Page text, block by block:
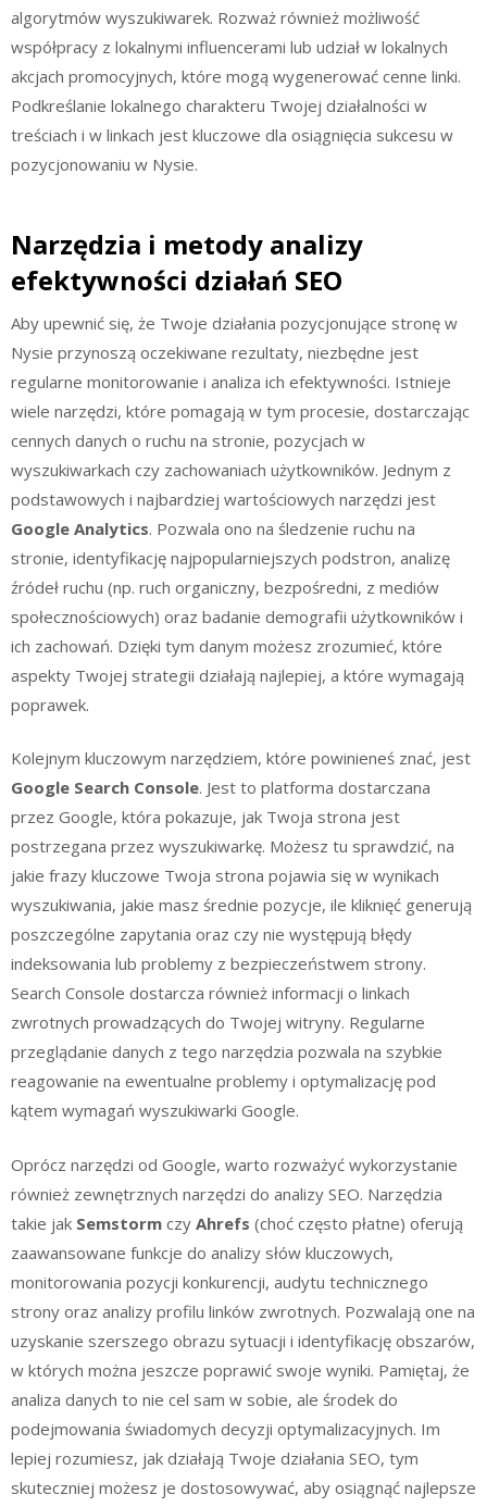
algorytmów wyszukiwarek. Rozważ również możliwość
współpracy z lokalnymi influencerami lub udział w lokalnych
akcjach promocyjnych, które mogą wygenerować cenne linki.
Podkreślanie lokalnego charakteru Twojej działalności w
treściach i w linkach jest kluczowe dla osiągnięcia sukcesu w
pozycjonowaniu w Nysie.
Narzędzia i metody analizy
efektywności działań SEO
Aby upewnić się, że Twoje działania pozycjonujące stronę w
Nysie przynoszą oczekiwane rezultaty, niezbędne jest
regularne monitorowanie i analiza ich efektywności. Istnieje
wiele narzędzi, które pomagają w tym procesie, dostarczając
cennych danych o ruchu na stronie, pozycjach w
wyszukiwarkach czy zachowaniach użytkowników. Jednym z
podstawowych i najbardziej wartościowych narzędzi jest
Google Analytics. Pozwala ono na śledzenie ruchu na
stronie, identyfikację najpopularniejszych podstron, analizę
źródeł ruchu (np. ruch organiczny, bezpośredni, z mediów
społecznościowych) oraz badanie demografii użytkowników i
ich zachowań. Dzięki tym danym możesz zrozumieć, które
aspekty Twojej strategii działają najlepiej, a które wymagają
poprawek.
Kolejnym kluczowym narzędziem, które powinieneś znać, jest
Google Search Console. Jest to platforma dostarczana
przez Google, która pokazuje, jak Twoja strona jest
postrzegana przez wyszukiwarkę. Możesz tu sprawdzić, na
jakie frazy kluczowe Twoja strona pojawia się w wynikach
wyszukiwania, jakie masz średnie pozycje, ile kliknięć generują
poszczególne zapytania oraz czy nie występują błędy
indeksowania lub problemy z bezpieczeństwem strony.
Search Console dostarcza również informacji o linkach
zwrotnych prowadzących do Twojej witryny. Regularne
przeglądanie danych z tego narzędzia pozwala na szybkie
reagowanie na ewentualne problemy i optymalizację pod
kątem wymagań wyszukiwarki Google.
Oprócz narzędzi od Google, warto rozważyć wykorzystanie
również zewnętrznych narzędzi do analizy SEO. Narzędzia
takie jak Semstorm czy Ahrefs (choć często płatne) oferują
zaawansowane funkcje do analizy słów kluczowych,
monitorowania pozycji konkurencji, audytu technicznego
strony oraz analizy profilu linków zwrotnych. Pozwalają one na
uzyskanie szerszego obrazu sytuacji i identyfikację obszarów,
w których można jeszcze poprawić swoje wyniki. Pamiętaj, że
analiza danych to nie cel sam w sobie, ale środek do
podejmowania świadomych decyzji optymalizacyjnych. Im
lepiej rozumiesz, jak działają Twoje działania SEO, tym
skuteczniej możesz je dostosowywać, aby osiągnąć najlepsze